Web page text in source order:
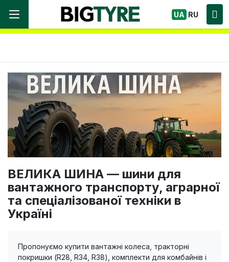
Ми працюємо! Великий вибір Шин, швидка
доставка по Україні!
UA RU
ВЕЛИКА ШИНА — шини для
вантажного транспорту, аграрної
та спеціалізованої техніки в
Україні
Пропонуємо купити вантажні колеса, тракторні
покришки (R28, R34, R38), комплекти для комбайнів і